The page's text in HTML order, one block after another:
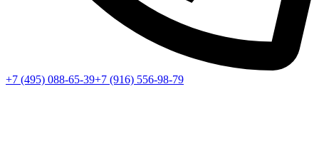
+7 (495) 088-65-39+7 (916) 556-98-79